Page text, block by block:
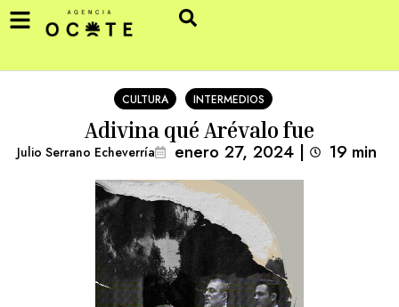
CULTURA INTERMEDIOS
Adivina qué Arévalo fue
Julio Serrano Echeverría enero 27, 2024 | 19 min